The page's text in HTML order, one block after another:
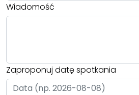
Wiadomość
Zaproponuj datę spotkania